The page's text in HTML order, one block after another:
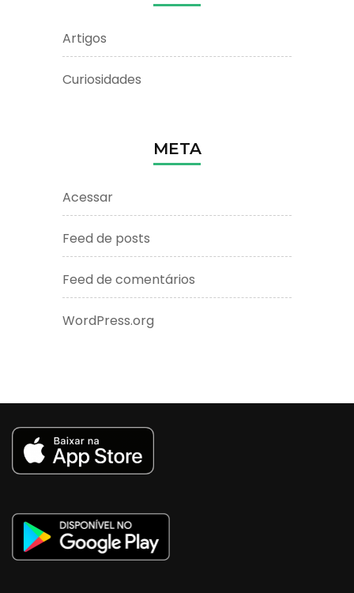
Artigos
Curiosidades
META
Acessar
Feed de posts
Feed de comentários
WordPress.org